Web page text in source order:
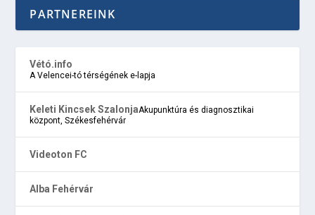
PARTNEREINK
Vétó.info
A Velencei-tó térségének e-lapja
Keleti Kincsek SzalonjaAkupunktúra és diagnosztikai
központ, Székesfehérvár
Videoton FC
Alba Fehérvár